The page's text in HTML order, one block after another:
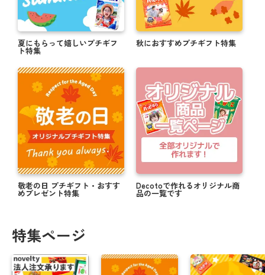
夏にもらって嬉しいプチギフ
ト特集
秋におすすめプチギフト特集
敬老の日 プチギフト・おすす
めプレゼント特集
Decotoで作れるオリジナル商
品の一覧です
特集ページ